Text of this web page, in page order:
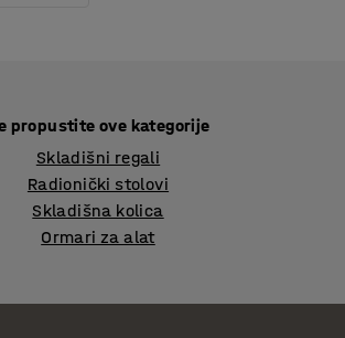
propustite ove kategorije
Skladišni regali
Radionički stolovi
Skladišna kolica
Ormari za alat